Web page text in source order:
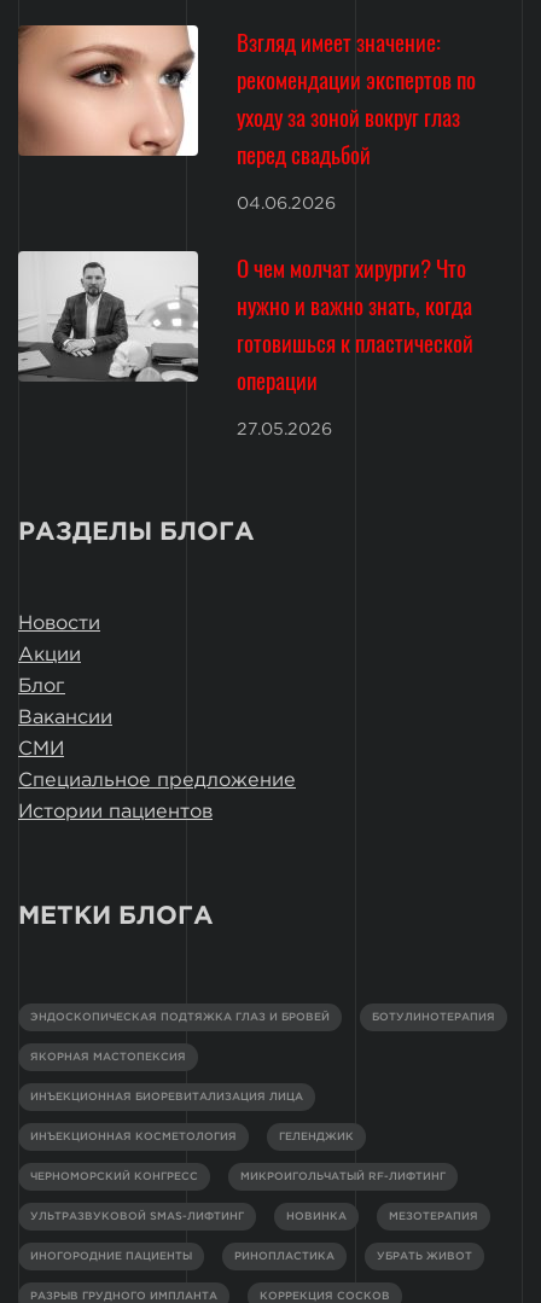
Взгляд имеет значение:
рекомендации экспертов по
уходу за зоной вокруг глаз
перед свадьбой
04.06.2026
О чем молчат хирурги? Что
нужно и важно знать, когда
готовишься к пластической
операции
27.05.2026
РАЗДЕЛЫ БЛОГА
Новости
Акции
Блог
Вакансии
СМИ
Специальное предложение
Истории пациентов
МЕТКИ БЛОГА
ЭНДОСКОПИЧЕСКАЯ ПОДТЯЖКА ГЛАЗ И БРОВЕЙ БОТУЛИНОТЕРАПИЯ
ЯКОРНАЯ МАСТОПЕКСИЯ
ИНЪЕКЦИОННАЯ БИОРЕВИТАЛИЗАЦИЯ ЛИЦА
ИНЪЕКЦИОННАЯ КОСМЕТОЛОГИЯ ГЕЛЕНДЖИК
ЧЕРНОМОРСКИЙ КОНГРЕСС МИКРОИГОЛЬЧАТЫЙ RF-ЛИФТИНГ
УЛЬТРАЗВУКОВОЙ SMAS-ЛИФТИНГ НОВИНКА МЕЗОТЕРАПИЯ
ИНОГОРОДНИЕ ПАЦИЕНТЫ РИНОПЛАСТИКА УБРАТЬ ЖИВОТ
РАЗРЫВ ГРУДНОГО ИМПЛАНТА КОРРЕКЦИЯ СОСКОВ